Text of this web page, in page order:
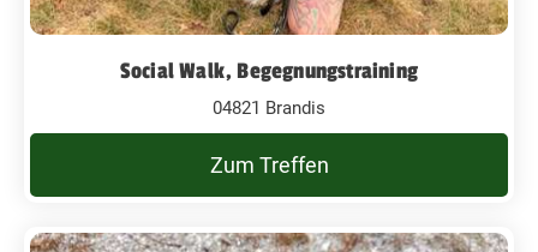
Social Walk, Begegnungstraining
04821 Brandis
Zum Treffen